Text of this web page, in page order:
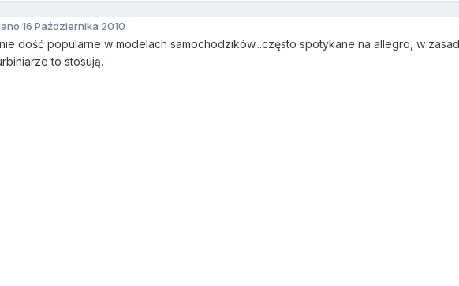
16 Października 2010
dość popularne w modelach samochodzików...często spotykane na allegro, w
to stosują.